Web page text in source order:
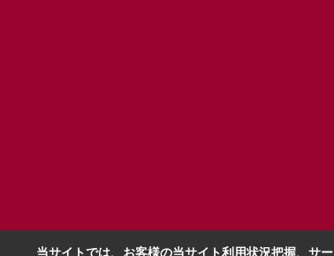
当サイトでは、お客様の当サイト利用状況把握、サ